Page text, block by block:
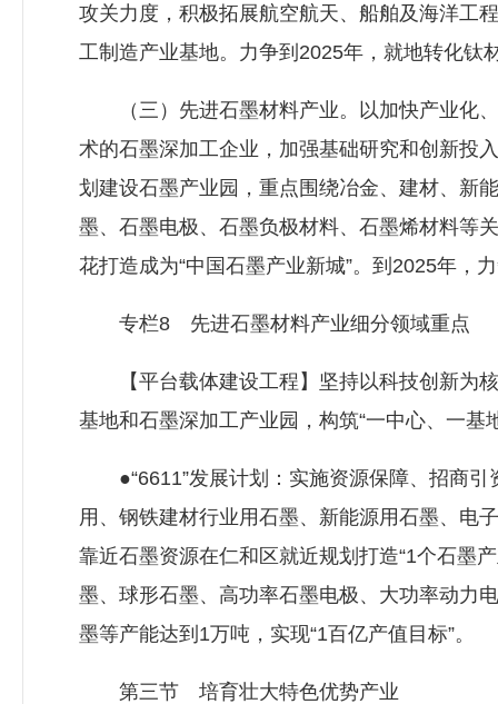
攻关力度，积极拓展航空航天、船舶及海洋工
工制造产业基地。力争到2025年，就地转化钛
（三）先进石墨材料产业。以加快产业化、
术的石墨深加工企业，加强基础研究和创新投
划建设石墨产业园，重点围绕冶金、建材、新
墨、石墨电极、石墨负极材料、石墨烯材料等
花打造成为“中国石墨产业新城”。到2025年，
专栏8 先进石墨材料产业细分领域重点
【平台载体建设工程】坚持以科技创新为核
基地和石墨深加工产业园，构筑“一中心、一基
●“6611”发展计划：实施资源保障、招商引
用、钢铁建材行业用石墨、新能源用石墨、电
靠近石墨资源在仁和区就近规划打造“1个石墨
墨、球形石墨、高功率石墨电极、大功率动力
墨等产能达到1万吨，实现“1百亿产值目标”。
第三节 培育壮大特色优势产业